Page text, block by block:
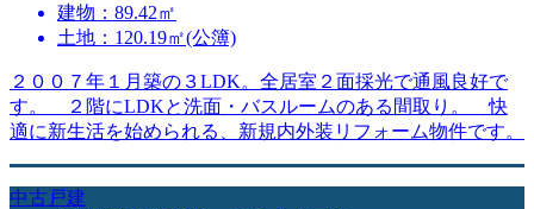
建物：89.42㎡
土地：120.19㎡(公簿)
２００７年１月築の３LDK。全居室２面採光で通風良好で
す。 ２階にLDKと洗面・バスルームのある間取り。 快
適に新生活を始められる、新規内外装リフォーム物件です。
中古戸建